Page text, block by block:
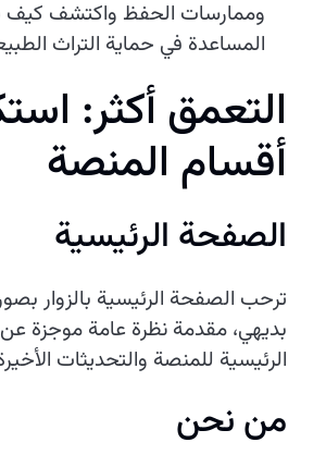
وممارسات الحفظ واكتشف كيف
المساعدة في حماية التراث
التعمق أكثر:
أقسام المنصة
الصفحة الرئيسية
ترحب الصفحة الرئيسية بالزوار
بديهي، مقدمة نظرة عامة موجزة عن
الرئيسية للمنصة والتحديثات
من نحن